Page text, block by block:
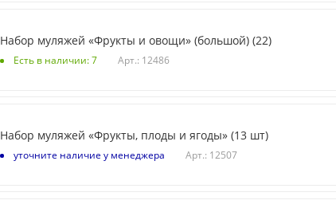
Набор муляжей «Фрукты и овощи» (большой) (22)
Есть в наличии: 7 Арт.: 12486
Набор муляжей «Фрукты, плоды и ягоды» (13 шт)
уточните наличие у менеджера Арт.: 12507